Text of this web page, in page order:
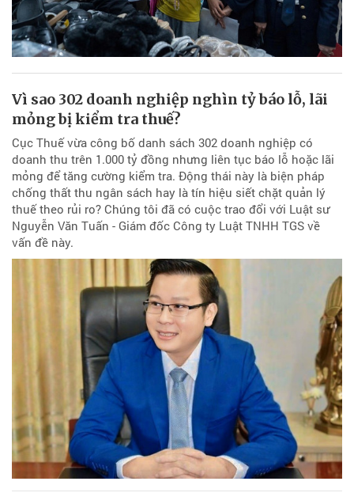
Vì sao 302 doanh nghiệp nghìn tỷ báo lỗ, lãi
mỏng bị kiểm tra thuế?
Cục Thuế vừa công bố danh sách 302 doanh nghiệp có
doanh thu trên 1.000 tỷ đồng nhưng liên tục báo lỗ hoặc lãi
mỏng để tăng cường kiểm tra. Động thái này là biện pháp
chống thất thu ngân sách hay là tín hiệu siết chặt quản lý
thuế theo rủi ro? Chúng tôi đã có cuộc trao đổi với Luật sư
Nguyễn Văn Tuấn - Giám đốc Công ty Luật TNHH TGS về
vấn đề này.